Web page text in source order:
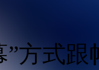
”方式